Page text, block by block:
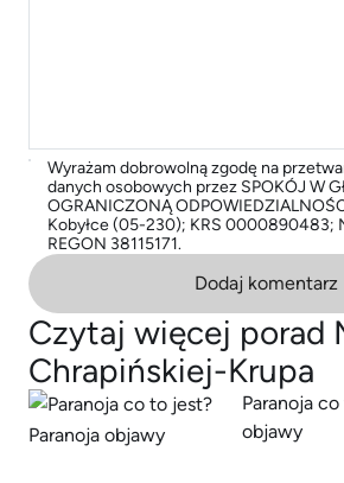
Wyrażam dobrowolną zgodę na
danych osobowych przez SPOKÓJ W
OGRANICZONĄ
Kobyłce (05-230); KRS 0000890483;
REGON 38115171.
Dodaj komentarz
Czytaj więcej porad
Chrapińskiej-Krupa
Paranoja
objawy